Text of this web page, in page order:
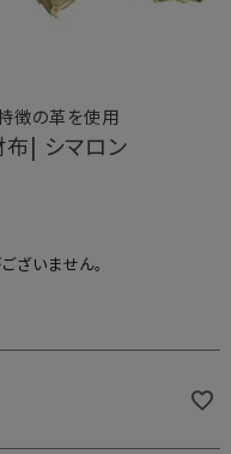
徴の革を使用
布| シマロン
ざいません。